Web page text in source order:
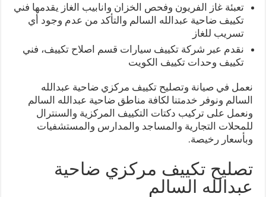
تعبئة غاز الفريون وفحص الخزان وانابيب الغاز يقدمها فني
تكييف ضاحية عبدالله السالم والتأكد من عدم وجود أي
تسريب للغاز
نقدم عبر شركة تكييف سيارات قسم اصلاح تكييف، فني
تكييف وحدات تكييف الكويت
نعمل في صيانة وتصليح تكييف مركزي ضاحية عبدالله
السالم ونوفر خدمتنا لكافة مناطق ضاحية عبدالله السالم
ونعمل على تركيب دكتات التكييف المركزية والسنترال
للمحلات التجارية والمساجد والمدارس والمستشفيات
وبأسعار رخيصة.
تصليح تكييف مركزي ضاحية
عبدالله السالم